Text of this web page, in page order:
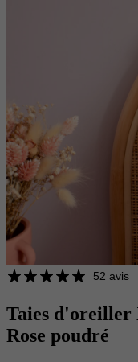
52 avis
Taies d'oreiller
Rose poudré